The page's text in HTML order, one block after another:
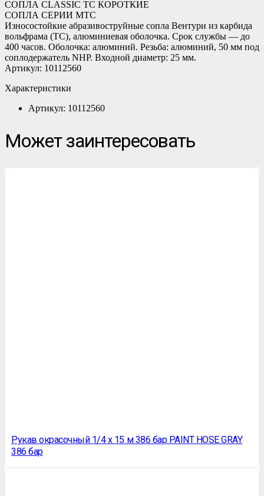
СОПЛА CLASSIC TC КОРОТКИЕ
СОПЛА СЕРИИ MTC
Износостойкие абразивоструйные сопла Вентури из карбида
вольфрама (ТС), алюминиевая оболочка. Срок службы — до
400 часов. Оболочка: алюминий. Резьба: алюминий, 50 мм под
соплодержатель NHP. Входной диаметр: 25 мм.
Артикул: 10112560
Характеристики
Артикул: 10112560
Может заинтересовать
Рукав окрасочный 1/4 х 15 м 386 бар PAINT HOSE GRAY
386 бар